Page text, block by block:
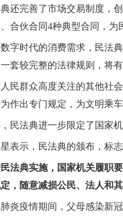
还完善了市场交易制度，
合伙合同4种典型合同，为
字时代的消费需求，民法
套较完整的法律规则，将
民群众高度关注的其他社
作出专门规定，为文明乘
民法典进一步限定了国家
表示，民法典的颁布，标
法典实施，国家机关履职
，随意减损公民、法人和
炎疫情期间，父母感染新